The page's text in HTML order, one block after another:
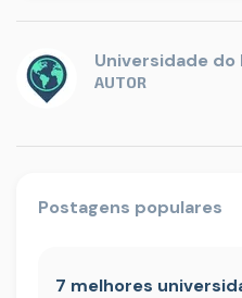
Universidade
AUTOR
Postagens populares
7 melhores